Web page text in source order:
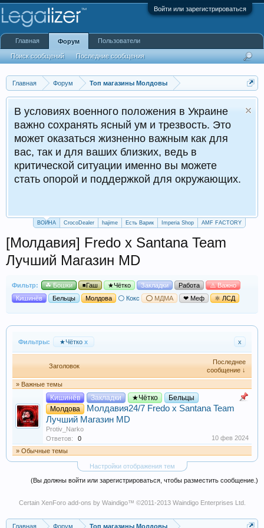
Войти или зарегистрироваться
Главная Форум Топ магазины Молдовы
В условиях военного положения в Украине
важно сохранять ясный ум и трезвость. Это
может оказаться жизненно важным как для
вас, так и для ваших близких, ведь в
критической ситуации именно вы можете
стать опорой и поддержкой для окружающих.
ВОЙНА CrocoDealer hajime Есть Варик Imperia Shop AMF FACTORY
[Молдавия] Fredo x Santana Team
Лучший Магазин MD
Фильтр: ☘ Бошки ◾Гаш ★Чётко Закладки Работа
⚠️ Важно
Кишинёв
Бельцы Молдова ⚪ Кокс ⭕ МДМА ❤ Меф ⚛ ЛСД
Фильтры: ★Чётко x x
Заголовок
Последнее
сообщение ↓
» Важные темы
Кишинёв Закладки ★Чётко
Бельцы
Молдова
Молдавия24/7 Fredo x Santana Team
Лучший Магазин MD
Protiv_Narko
Ответов:
0
10 фев 2024
» Обычные темы
Настройки отображения тем
(Вы должны войти или зарегистрироваться, чтобы разместить сообщение.)
Certain XenForo add-ons by Waindigo™ ©2011-2013 Waindigo Enterprises Ltd.
Главная Форум Топ магазины Молдовы
Главная Форум
Поиск сообщений Последние сообщения
Пользователи